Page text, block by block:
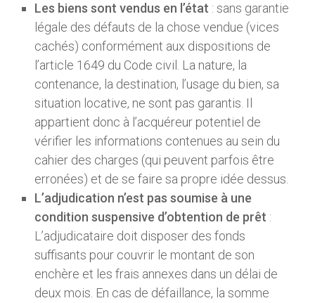
Les biens sont vendus en l’état : sans garantie
légale des défauts de la chose vendue (vices
cachés) conformément aux dispositions de
l’article 1649 du Code civil. La nature, la
contenance, la destination, l’usage du bien, sa
situation locative, ne sont pas garantis. Il
appartient donc à l’acquéreur potentiel de
vérifier les informations contenues au sein du
cahier des charges (qui peuvent parfois être
erronées) et de se faire sa propre idée dessus.
L’adjudication n’est pas soumise à une
condition suspensive d’obtention de prêt :
L’adjudicataire doit disposer des fonds
suffisants pour couvrir le montant de son
enchère et les frais annexes dans un délai de
deux mois. En cas de défaillance, la somme